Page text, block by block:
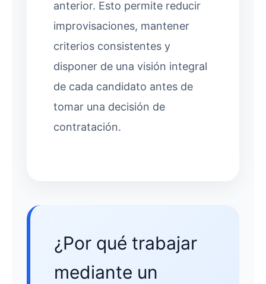
anterior. Esto permite reducir
improvisaciones, mantener
criterios consistentes y
disponer de una visión integral
de cada candidato antes de
tomar una decisión de
contratación.
¿Por qué trabajar
mediante un